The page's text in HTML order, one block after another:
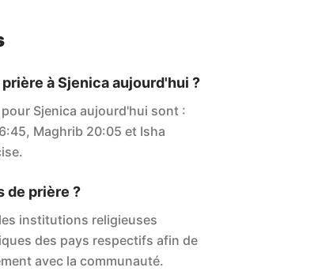
à Sjenica aujourd'hui ?
Sjenica aujourd'hui sont :
Maghrib 20:05 et Isha
de prière ?
institutions religieuses
des pays respectifs afin de
avec la communauté.